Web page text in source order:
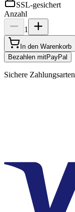
SSL-gesichert
Anzahl
1
In den Warenkorb
Bezahlen mitPayPal
Sichere Zahlungsarten